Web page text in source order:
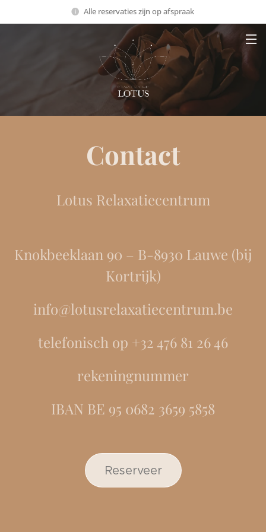
Alle reservaties zijn op afspraak
Contact
Lotus Relaxatiecentrum
Knokbeeklaan 90 – B-8930 Lauwe (bij
Kortrijk)
info@lotusrelaxatiecentrum.be
telefonisch op +32 476 81 26 46
​rekeningnummer
IBAN BE 95 0682 3659 5858
Reserveer